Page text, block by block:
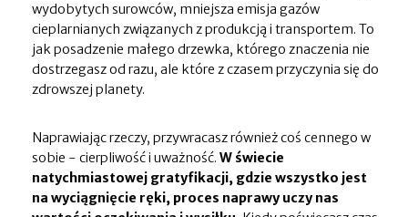
wydobytych surowców, mniejsza emisja gazów
cieplarnianych związanych z produkcją i transportem. To
jak posadzenie małego drzewka, którego znaczenia nie
dostrzegasz od razu, ale które z czasem przyczynia się do
zdrowszej planety.
Naprawiając rzeczy, przywracasz również coś cennego w
sobie - cierpliwość i uważność.W świecie
natychmiastowej gratyfikacji, gdzie wszystko jest
na wyciągnięcie ręki, proces naprawy uczy nas